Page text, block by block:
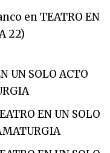
enTEATRO EN
22)
UN SOLO ACTO
EN UN SOLO